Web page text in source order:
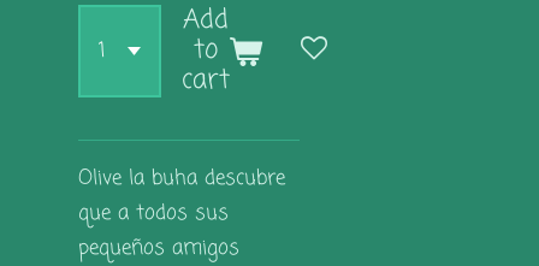
Add
to
cart
Olive la buha descubre
que a todos sus
pequeños amigos